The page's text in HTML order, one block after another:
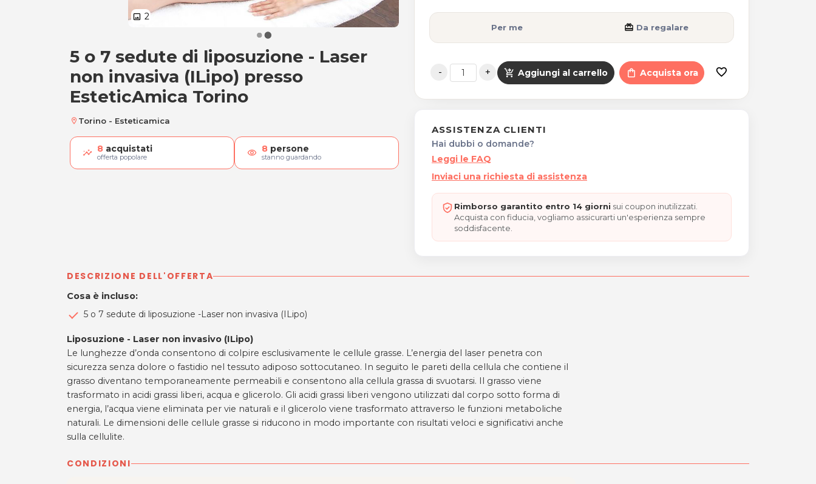
image 2
5 o 7 sedute di liposuzione - Laser non invasiva (ILipo)
5 o 7 sedute di liposuzione - Laser
non invasiva (ILipo) presso
EsteticAmica Torino
location_on Torino - Esteticamica
8 acquistati
offerta popolare visibility 8 persone
stanno guardando
Per me card_giftcard Da regalare
shopping_cart_checkout Aggiungi al carrello shopping_bag Acquista ora favorite_border
ASSISTENZA CLIENTI
Hai dubbi o domande?
Leggi le FAQ
Inviaci una richiesta di assistenza
Rimborso garantito entro 14 giorni sui coupon inutilizzati.
Acquista con fiducia, vogliamo assicurarti un'esperienza sempre
soddisfacente.
DESCRIZIONE DELL'OFFERTA
Cosa è incluso:
5 o 7 sedute di liposuzione -Laser non invasiva (ILipo)
Liposuzione - Laser non invasivo (ILipo)
Le lunghezze d’onda consentono di colpire esclusivamente le cellule grasse. L’energia del laser penetra con
sicurezza senza dolore o fastidio nel tessuto adiposo sottocutaneo. In seguito le pareti della cellula che contiene il
grasso diventano temporaneamente permeabili e consentono alla cellula grassa di svuotarsi. Il grasso viene
trasformato in acidi grassi liberi, acqua e glicerolo. Gli acidi grassi liberi vengono utilizzati dal corpo sotto forma di
energia, l’acqua viene eliminata per vie naturali e il glicerolo viene trasformato attraverso le funzioni metaboliche
naturali. Le dimensioni delle cellule grasse si riducono in modo importante con risultati veloci e significativi anche
sulla cellulite.
CONDIZIONI